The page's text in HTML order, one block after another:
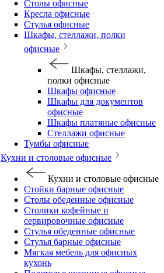
Столы офисные
Кресла офисные
Стулья офисные
Шкафы, стеллажи, полки
офисные
Шкафы, стеллажи,
полки офисные
Шкафы офисные
Шкафы для документов
офисные
Шкафы платяные офисные
Стеллажи офисные
Тумбы офисные
Кухни и столовые офисные
Кухни и столовые офисные
Стойки барные офисные
Столы обеденные офисные
Столики кофейные и
сервировочные офисные
Стулья обеденные офисные
Стулья барные офисные
Мягкая мебель для офисных
кухонь